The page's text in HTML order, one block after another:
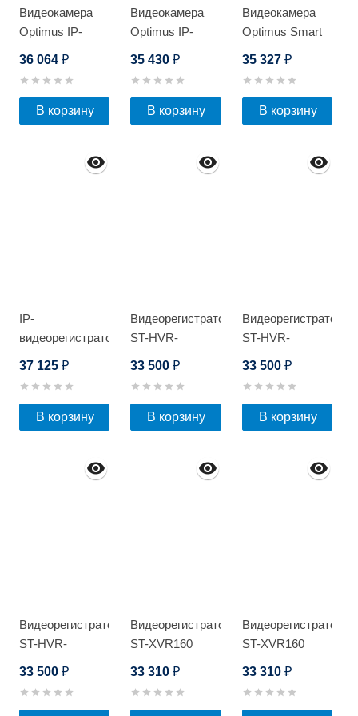
Видеокамера
Optimus IP-
36 064 ₽
В корзину
Видеокамера
Optimus IP-
35 430₽
В корзину
Видеокамера
Optimus Smart
35 327 ₽
В корзину
IP-
видеорегистратор
37 125 ₽
В корзину
Видеорегистратор
ST-HVR-
33 500₽
В корзину
Видеорегистратор
ST-HVR-
33 500 ₽
В корзину
Видеорегистратор
ST-HVR-
33 500 ₽
Видеорегистратор
ST-XVR160
33 310₽
Видеорегистратор
ST-XVR160
33 310 ₽